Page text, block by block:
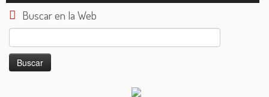
audioBuscar en la Web